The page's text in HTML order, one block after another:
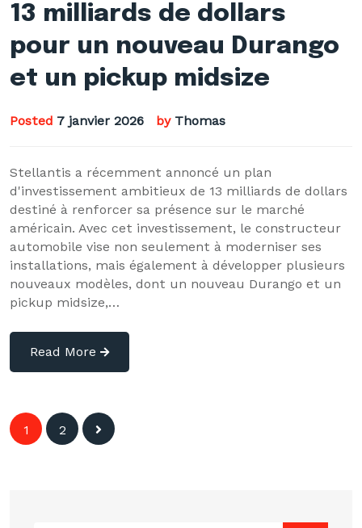
13 milliards de dollars
pour un nouveau Durango
et un pickup midsize
Posted 7 janvier 2026 by Thomas
Stellantis a récemment annoncé un plan
d'investissement ambitieux de 13 milliards de dollars
destiné à renforcer sa présence sur le marché
américain. Avec cet investissement, le constructeur
automobile vise non seulement à moderniser ses
installations, mais également à développer plusieurs
nouveaux modèles, dont un nouveau Durango et un
pickup midsize,…
Read More
Navigation
1 2